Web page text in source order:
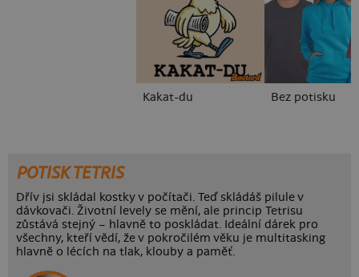
Kakat-du Bez potisku
POTISK TETRIS
Dřív jsi skládal kostky v počítači. Teď skládáš pilule v
dávkovači. Životní levely se mění, ale princip Tetrisu
zůstává stejný – hlavně to poskládat. Ideální dárek pro
všechny, kteří vědí, že v pokročilém věku je multitasking
hlavně o lécích na tlak, klouby a paměť.